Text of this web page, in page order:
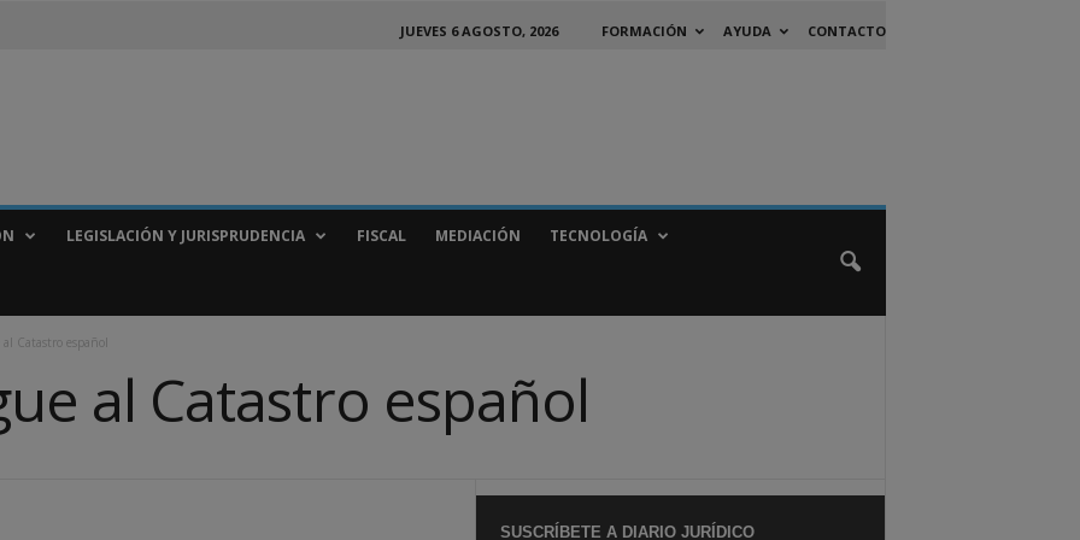
JUEVES 6 AGOSTO, 2026 FORMACIÓN AYUDA CONTACTO
LEGISLACIÓN Y JURISPRUDENCIA FISCAL MEDIACIÓN TECNOLOGÍA
Catastro español
al Catastro español
SUSCRÍBETE A DIARIO JURÍDICO